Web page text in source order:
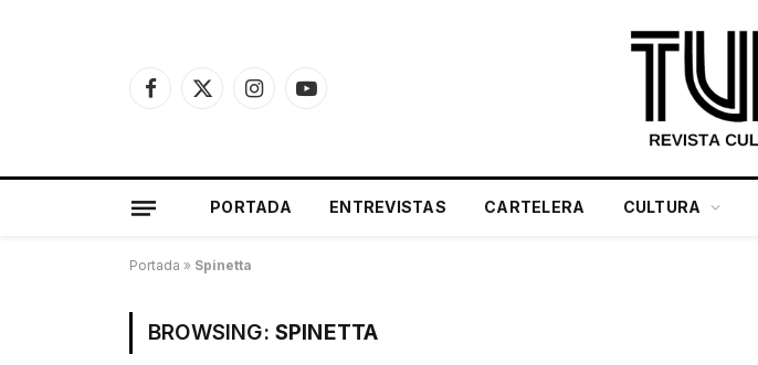
Facebook
X
InstagramYouTube
PORTADA ENTREVISTAS CARTELERA CULTURA
Portada » Spinetta
BROWSING: SPINETTA